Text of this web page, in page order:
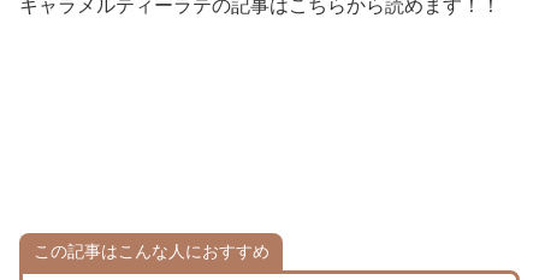
キャラメルティーラテの記事はこちらから読めます！！
この記事はこんな人におすすめ